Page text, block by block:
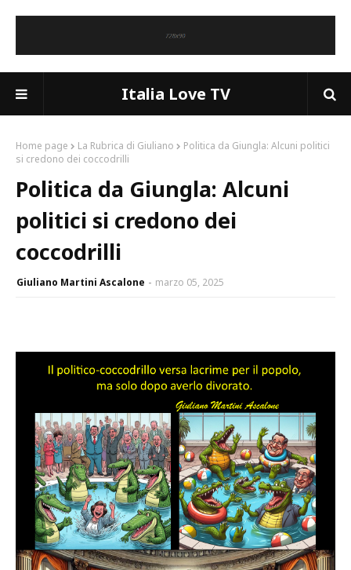
Italia Love TV
Home page La Rubrica di Giuliano
Politica da Giungla: Alcuni politici
si credono dei coccodrilli
Politica da Giungla: Alcuni
politici si credono dei
coccodrilli
Giuliano Martini Ascalone marzo 05, 2025